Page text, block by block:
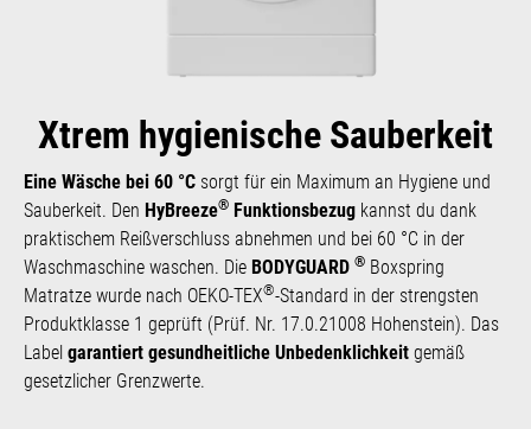
Xtrem hygienische Sauberkeit
Eine Wäsche bei 60 °C sorgt für ein Maxi­mum an Hygiene und
Sauber­keit. Den HyBreeze® Funktionsbezug kannst du dank
praktischem Reißverschluss abnehmen und bei 60 °C in der
Wasch­maschine waschen. Die BODYGUARD ® Boxspring
Matratze wurde nach OEKO-TEX®-Standard in der strengsten
Produktklasse 1 geprüft (Prüf. Nr. 17.0.21008 Hohenstein). Das
Label garantiert gesundheitliche Unbedenklichkeit gemäß
gesetzlicher Grenzwerte.